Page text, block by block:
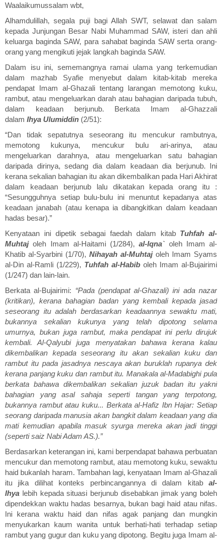
Waalaikumussalam wbt,
Alhamdulillah, segala puji bagi Allah SWT, selawat dan salam
kepada Junjungan Besar Nabi Muhammad SAW, isteri dan ahli
keluarga baginda SAW, para sahabat baginda SAW serta orang-
orang yang mengikuti jejak langkah baginda SAW.
Dalam isu ini, sememangnya ramai ulama yang terkemudian
dalam mazhab Syafie menyebut dalam kitab-kitab mereka
pendapat Imam al-Ghazali tentang larangan memotong kuku,
rambut, atau mengeluarkan darah atau bahagian daripada tubuh,
dalam keadaan berjunub. Berkata Imam al-Ghazzali
dalam Ihya Ulumiddin (2/51):
“Dan tidak sepatutnya seseorang itu mencukur rambutnya,
memotong kukunya, mencukur bulu ari-arinya, atau
mengeluarkan darahnya, atau mengeluarkan satu bahagian
daripada dirinya, sedang dia dalam keadaan dia berjunub. Ini
kerana sekalian bahagian itu akan dikembalikan pada Hari Akhirat
dalam keadaan berjunub lalu dikatakan kepada orang itu :
“Sesungguhnya setiap bulu-bulu ini menuntut kepadanya atas
keadaan janabah (atau kenapa ia dibangkitkan dalam keadaan
hadas besar).”
Kenyataan ini dipetik sebagai faedah dalam kitab Tuhfah al-
Muhtajoleh Imam al-Haitami (1/284),al-Iqna`oleh Imam al-
Khatib al-Syarbini (1/70), Nihayah al-Muhtajoleh Imam Syams
al-Din al-Ramli (1/229), Tuhfah al-Habib oleh Imam al-Bujairimi
(1/247) dan lain-lain.
Berkata al-Bujairimi: “Pada (pendapat al-Ghazali) ini ada nazar
(kritikan), kerana bahagian badan yang kembali kepada jasad
seseorang itu adalah berdasarkan keadaannya sewaktu mati,
bukannya sekalian kukunya yang telah dipotong selama
umurnya, bukan juga rambut, maka pendapat ini perlu dirujuk
kembali. Al-Qalyubi juga menyatakan bahawa kerana kalau
dikembalikan kepada seseorang itu akan sekalian kuku dan
rambut itu pada jasadnya nescaya akan buruklah rupanya dek
kerana panjang kuku dan rambut itu. Manakala al-Madabighi pula
berkata bahawa dikembalikan sekalian juzuk badan itu yakni
bahagian yang asal sahaja seperti tangan yang terpotong,
bukannya rambut atau kuku... Berkata al-Hafiz Ibn Hajar: Setiap
seorang daripada manusia akan bangkit dalam keadaan yang dia
mati kemudian apabila masuk syurga mereka akan jadi tinggi
(seperti saiz Nabi Adam AS.).”
Berdasarkan keterangan ini, kami berpendapat bahawa perbuatan
mencukur dan memotong rambut, atau memotong kuku, sewaktu
haid bukanlah haram. Tambahan lagi, kenyataan Imam al-Ghazali
itu jika dilihat konteks perbincangannya di dalam kitab al-
Ihya lebih kepada situasi berjunub disebabkan jimak yang boleh
dipendekkan waktu hadas besarnya, bukan bagi haid atau nifas.
Ini kerana waktu haid dan nifas agak panjang dan mungkin
menyukarkan kaum wanita untuk berhati-hati terhadap setiap
rambut yang gugur dan kuku yang dipotong. Begitu juga Imam al-